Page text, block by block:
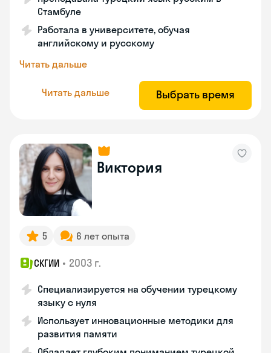
Стамбуле
Работала в университете, обучая
английскому и русскому
Читать дальше
Читать дальше Выбрать время
Виктория
5 6 лет опыта
СКГИИ • 2003 г.
Специализируется на обучении турецкому
языку с нуля
Использует инновационные методики для
развития памяти